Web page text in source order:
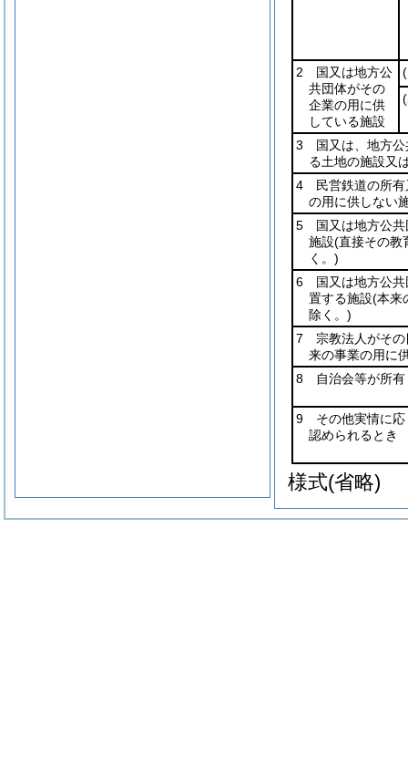
2 国又は地方公
共団体がその
企業の用に供
している施設
3 国又は、地方公
る土地の施設又
4 民営鉄道の所有
の用に供しない
5 国又は地方公共
施設(直接その教
く。)
6 国又は地方公共
置する施設(本来
除く。)
7 宗教法人がその
来の事業の用に
8 自治会等が所有
9 その他実情に応
認められるとき
様式(省略)